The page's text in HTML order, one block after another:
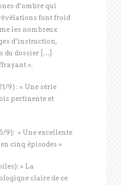
d’ombre qui
font froid
les nombreux
d’instruction,
du dossier […]
».
9) : « Une série
pertinente et
9): » Une excellente
cinq épisodes »
« La
claire de ce